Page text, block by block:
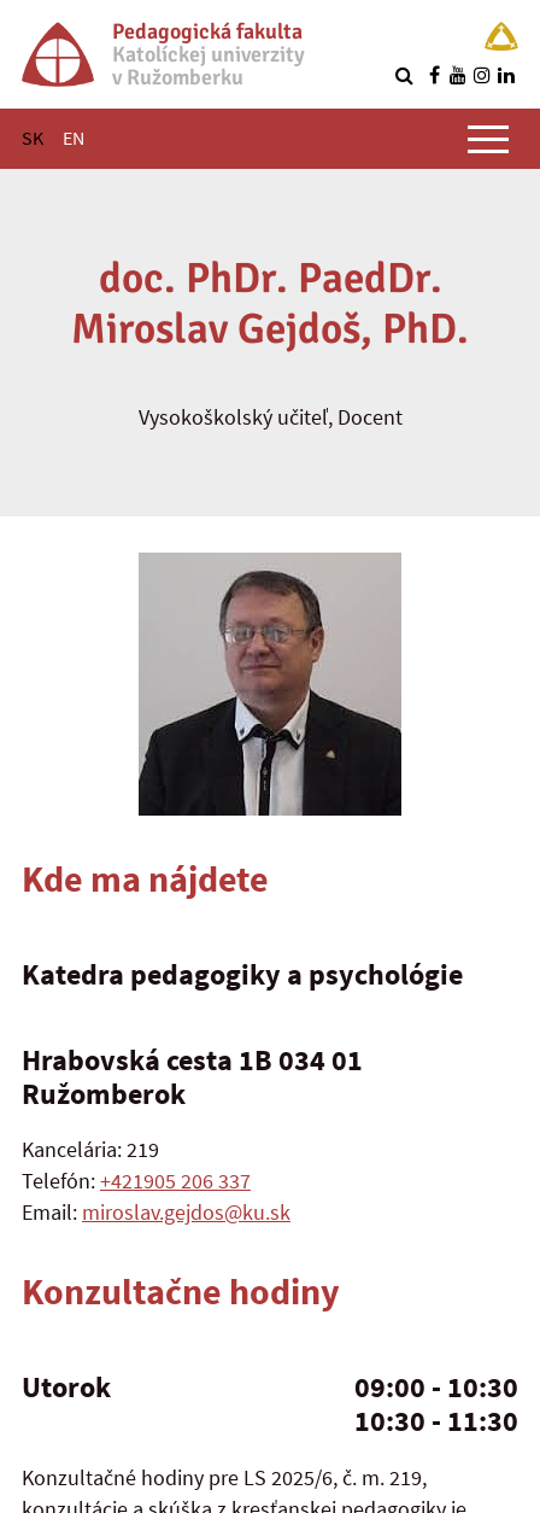
Pedagogická fakulta
Katolíckej univerzity
v Ružomberku
SK EN
Hlavné menu
doc. PhDr. PaedDr.
Miroslav Gejdoš, PhD.
Vysokoškolský učiteľ, Docent
Kde ma nájdete
Katedra pedagogiky a psychológie
Hrabovská cesta 1B 034 01
Ružomberok
Kancelária: 219
Telefón:+421905 206 337
Email: miroslav.gejdos@ku.sk
Konzultačne hodiny
Utorok
09:00 - 10:30
10:30 - 11:30
Konzultačné hodiny pre LS 2025/6, č. m. 219,